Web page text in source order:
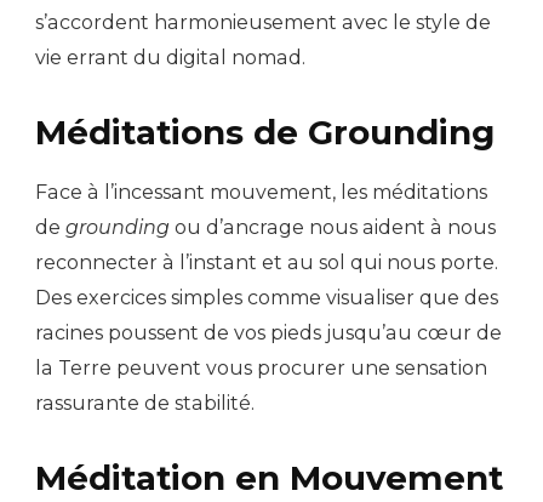
s’accordent harmonieusement avec le style de
vie errant du digital nomad.
Méditations de Grounding
Face à l’incessant mouvement, les méditations
de grounding ou d’ancrage nous aident à nous
reconnecter à l’instant et au sol qui nous porte.
Des exercices simples comme visualiser que des
racines poussent de vos pieds jusqu’au cœur de
la Terre peuvent vous procurer une sensation
rassurante de stabilité.
Méditation en Mouvement